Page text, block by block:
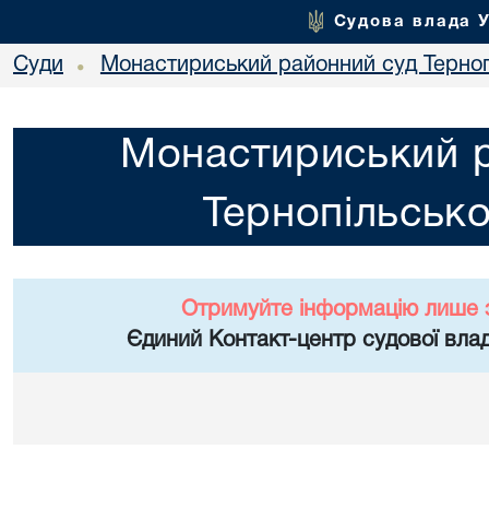
Судова влада
Суди • Монастириський районний суд
Монастириський
Отримуйте інформацію лише
Єдиний Контакт-центр судової